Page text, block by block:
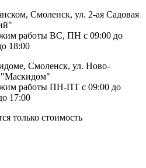
Смоленск, ул. 2-ая Садовая
работы ВС, ПН с 09:00 до
18:00
Смоленск, ул. Ново-
"Маскидом"
работы ПН-ПТ с 09:00 до
17:00
только стоимость